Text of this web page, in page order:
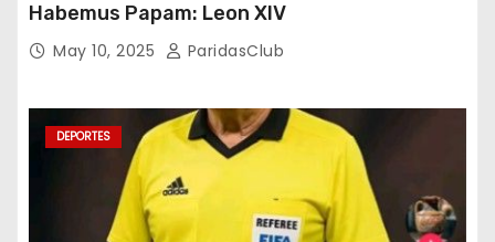
Habemus Papam: Leon XIV
May 10, 2025 ParidasClub
DEPORTES